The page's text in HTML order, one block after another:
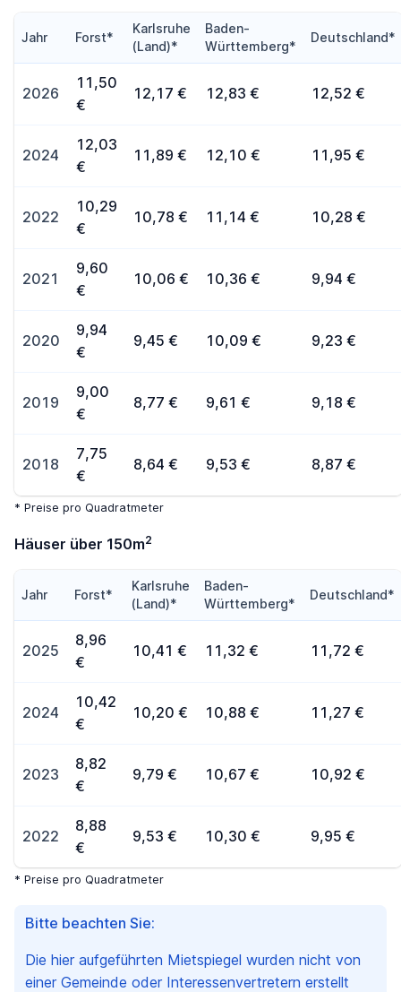
Bitte beachten Sie:
Die hier aufgeführten Mietspiegel wurden nicht von
einer Gemeinde oder Interessenvertretern erstellt
Jahr Forst*
Karlsruhe
(Land)*
Baden-
Württemberg*
Deutschland*
2026
11,50
€
12,17 € 12,83 € 12,52 €
2024
12,03
€
11,89 € 12,10 € 11,95 €
2022
10,29
€
10,78 € 11,14 € 10,28 €
2021
9,60
€
10,06 € 10,36 € 9,94 €
2020
9,94
€
9,45 € 10,09 € 9,23 €
2019
9,00
€
8,77 € 9,61 € 9,18 €
2018
7,75
€
8,64 € 9,53 € 8,87 €
* Preise pro Quadratmeter
Häuser über 150m2
Jahr Forst*
Karlsruhe
(Land)*
Baden-
Württemberg*
Deutschland*
2025
8,96
€
10,41 € 11,32 € 11,72 €
2024
10,42
€
10,20 € 10,88 € 11,27 €
2023
8,82
€
9,79 € 10,67 € 10,92 €
2022
8,88
€
9,53 € 10,30 € 9,95 €
* Preise pro Quadratmeter